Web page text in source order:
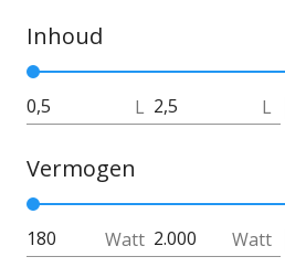
Inhoud
L L
Vermogen
Watt Watt